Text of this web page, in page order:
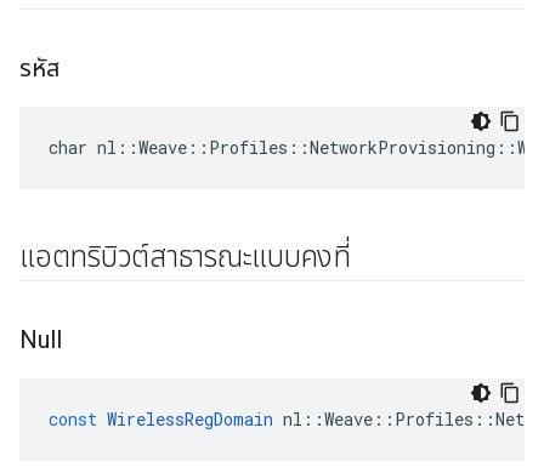
รหัส
char
แอตทริบิวต์สาธารณะแบบคงที่
Null
const WirelessRegDomain nl ::Weave :: Profiles ::